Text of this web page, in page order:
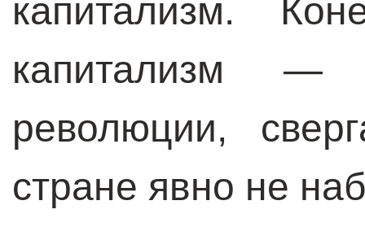
капитализм.
капитализм
революции,
стране явно не